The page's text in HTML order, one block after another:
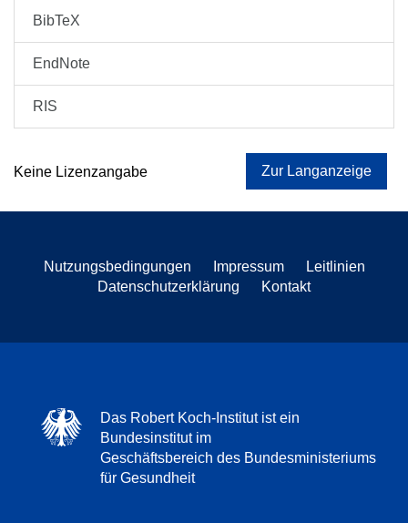
BibTeX
EndNote
RIS
Keine Lizenzangabe Zur Langanzeige
Nutzungsbedingungen Impressum
Leitlinien
Datenschutzerklärung
Kontakt
Das Robert Koch-Institut ist ein
Bundesinstitut im
Geschäftsbereich des Bundesministeriums
für Gesundheit